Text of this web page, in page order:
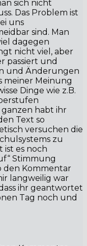
sich nicht
Das Problem ist
uns
sind. Man
dagegen
nicht viel, aber
passiert und
und Änderungen
meiner Meinung
Dinge wie z.B.
habt ihr
Text so
versuchen die
zu
ist es noch
Stimmung
den Kommentar
langweilig war
ihr geantwortet
Tag noch und